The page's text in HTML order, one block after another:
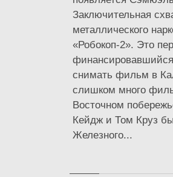
Заключительная
металлического
«Робокоп-2». Это
снимать фильм в
слишком много
Восточном
Кейдж и Том Круз
Железного...